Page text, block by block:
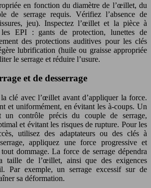
en fonction du diamètre de l’œillet, du
de serrage requis. Vérifiez l’absence de
jeu). Inspectez l’œillet et la pièce à
les EPI : gants de protection, lunettes de
des protections auditives pour les clés
lubrification (huile ou graisse appropriée
le serrage et réduire l’usure.
et de desserrage
clé avec l’œillet avant d’appliquer la force.
et uniformément, en évitant les à-coups. Un
un contrôle précis du couple de serrage,
et évitant les risques de rupture. Pour les
utilisez des adaptateurs ou des clés à
appliquez une force progressive et
dommage. La force de serrage dépendra
taille de l’œillet, ainsi que des exigences
Par exemple, un serrage excessif sur de
sa déformation.